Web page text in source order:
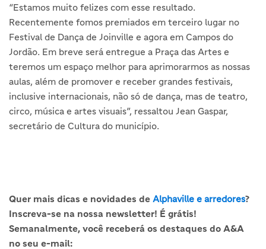
“Estamos muito felizes com esse resultado.
Recentemente fomos premiados em terceiro lugar no
Festival de Dança de Joinville e agora em Campos do
Jordão. Em breve será entregue a Praça das Artes e
teremos um espaço melhor para aprimorarmos as nossas
aulas, além de promover e receber grandes festivais,
inclusive internacionais, não só de dança, mas de teatro,
circo, música e artes visuais”, ressaltou Jean Gaspar,
secretário de Cultura do município.
Quer mais dicas e novidades de Alphaville e arredores?
Inscreva-se na nossa newsletter! É grátis!
Semanalmente, você receberá os destaques do A&A
no seu e-mail: